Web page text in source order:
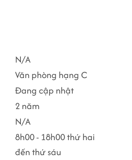
N/A
Văn phòng hạng C
Đang cập nhật
2 năm
N/A
8h00 - 18h00 thứ hai
đến thứ sáu